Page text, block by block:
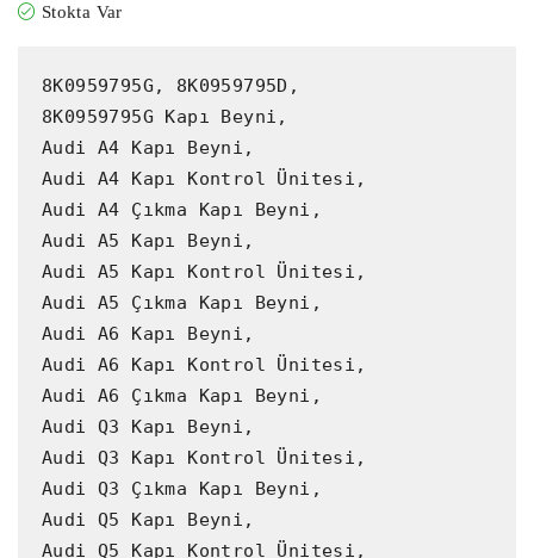
Stokta Var
8K0959795G, 8K0959795D,
8K0959795G Kapı Beyni,
Audi A4 Kapı Beyni,
Audi A4 Kapı Kontrol Ünitesi,
Audi A4 Çıkma Kapı Beyni,
Audi A5 Kapı Beyni,
Audi A5 Kapı Kontrol Ünitesi,
Audi A5 Çıkma Kapı Beyni,
Audi A6 Kapı Beyni,
Audi A6 Kapı Kontrol Ünitesi,
Audi A6 Çıkma Kapı Beyni,
Audi Q3 Kapı Beyni,
Audi Q3 Kapı Kontrol Ünitesi,
Audi Q3 Çıkma Kapı Beyni,
Audi Q5 Kapı Beyni,
Audi Q5 Kapı Kontrol Ünitesi,